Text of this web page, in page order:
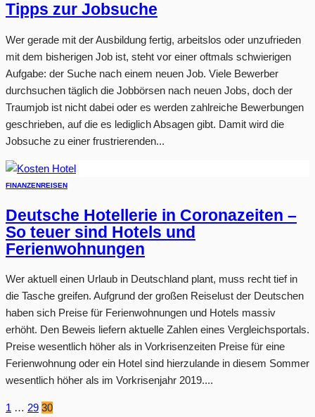
Tipps zur Jobsuche
Wer gerade mit der Ausbildung fertig, arbeitslos oder unzufrieden
mit dem bisherigen Job ist, steht vor einer oftmals schwierigen
Aufgabe: der Suche nach einem neuen Job. Viele Bewerber
durchsuchen täglich die Jobbörsen nach neuen Jobs, doch der
Traumjob ist nicht dabei oder es werden zahlreiche Bewerbungen
geschrieben, auf die es lediglich Absagen gibt. Damit wird die
Jobsuche zu einer frustrierenden...
FINANZENREISEN
Deutsche Hotellerie in Coronazeiten –
So teuer sind Hotels und
Ferienwohnungen
Wer aktuell einen Urlaub in Deutschland plant, muss recht tief in
die Tasche greifen. Aufgrund der großen Reiselust der Deutschen
haben sich Preise für Ferienwohnungen und Hotels massiv
erhöht. Den Beweis liefern aktuelle Zahlen eines Vergleichsportals.
Preise wesentlich höher als in Vorkrisenzeiten Preise für eine
Ferienwohnung oder ein Hotel sind hierzulande in diesem Sommer
wesentlich höher als im Vorkrisenjahr 2019....
1 … 29 30